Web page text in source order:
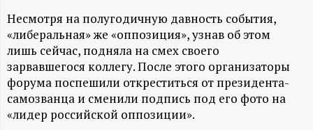
ф
о
р
м
Несмотря на полугодичную давность события,
«либеральная» же «оппозиция», узнав об этом
лишь сейчас, подняла на смех своего
зарвавшегося коллегу. После этого организаторы
форума поспешили откреститься от президента-
самозванца и сменили подпись под его фото на
«лидер российской оппозиции».